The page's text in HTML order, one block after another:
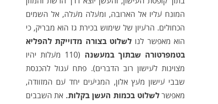
המונח עליו אל הארובה, ומעלה מעלה, אל השמים
הכחולים. הרעיון של שימוש בכירת גז הוא מבריק, כי
הוא מאפשר לנו לשלוט בצורה מדוייקת להפליא
בטמפרטורה שבתוך במעשנה
(110 מעלות יהיו
מצוינות לעישון רוב הדברים). פתח עגול להכנסת
שבבי עישון מעץ אלון, המגיעים יחד עם המזוודה,
מאפשרלשלוט בכמות העשן בקלות. את השבבים